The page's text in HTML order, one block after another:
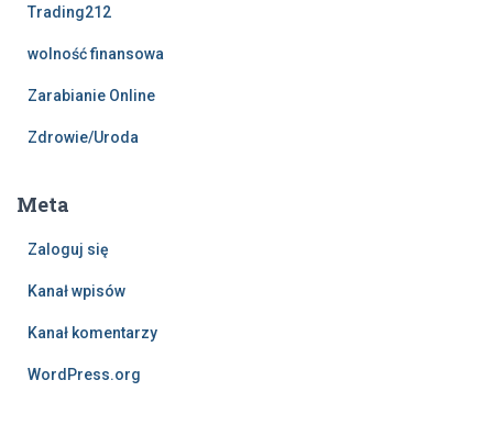
Trading212
wolność finansowa
Zarabianie Online
Zdrowie/Uroda
Meta
Zaloguj się
Kanał wpisów
Kanał komentarzy
WordPress.org